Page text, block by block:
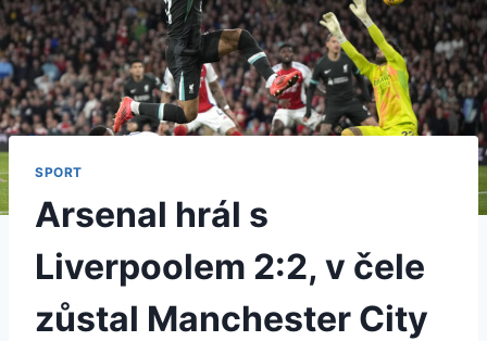
SPORT
Arsenal hrál s
Liverpoolem 2:2, v čele
zůstal Manchester City